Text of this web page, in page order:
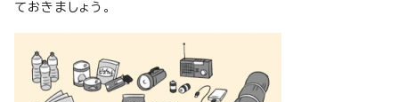
ておきましょう。